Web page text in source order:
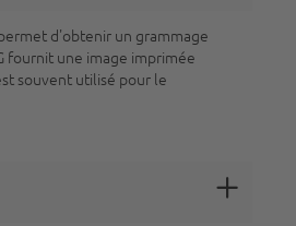
d'obtenir un grammage
fournit une image imprimée
souvent utilisé pour le